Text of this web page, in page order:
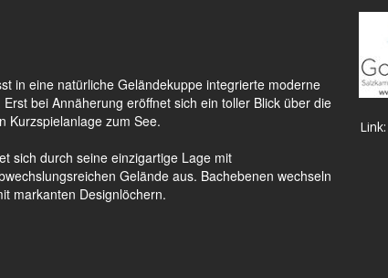
in eine natürliche Geländekuppe integrierte moderne
bei Annäherung eröffnet sich ein toller Blick über die
Kurzspielanlage zum See.
sich durch seine einzigartige Lage mit
Gelände aus. Bachebenen wechseln
markanten Designlöchern.
Link: